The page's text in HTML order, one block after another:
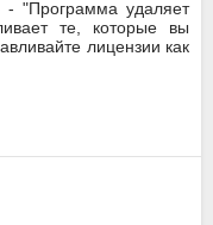
- "Программа удаляет
те, которые вы
лицензии как